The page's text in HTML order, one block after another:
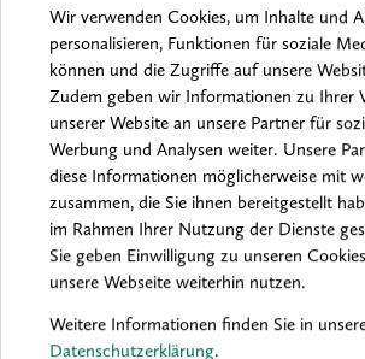
Wir verwenden Cookies, um Inhalte und
personalisieren, Funktionen für soziale
können und die Zugriffe auf unsere
Zudem geben wir Informationen zu Ihrer
unserer Website an unsere Partner für
Werbung und Analysen weiter. Unsere
diese Informationen möglicherweise mit
zusammen, die Sie ihnen bereitgestellt
im Rahmen Ihrer Nutzung der Dienste
Sie geben Einwilligung zu unseren
unsere Webseite weiterhin nutzen.
Weitere Informationen finden Sie in
Datenschutzerklärung.
crayons«), und den reinen Rötelzeichnungen
Walter Koschatzky: „Dazu kam, dass sich
zerrieben, hervorragend eignete, trocken auf
aufreiben zu lassen, um perfekte,
zu ergeben. Befeuchtet wird der Strich des
energischer, das Pulver lässt sich auch in
und ausgezeichnet zu Lavierungen
zu unterscheiden: Verwendung des
verwischt oder trocken als Staub mit Hand
aufgetragen:»manière d’estomper« und naß
sanguine«“.
Die Verbindung präziser Beobachtung